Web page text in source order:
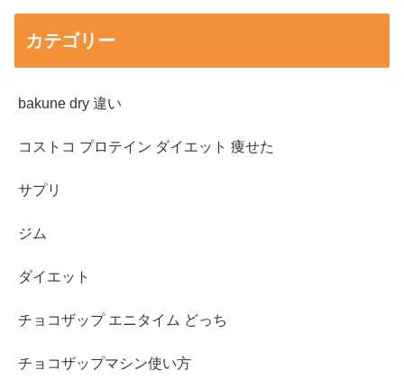
カテゴリー
bakune dry 違い
コストコ プロテイン ダイエット 痩せた
サプリ
ジム
ダイエット
チョコザップ エニタイム どっち
チョコザップマシン使い方